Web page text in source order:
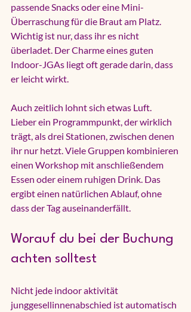
passende Snacks oder eine Mini-
Überraschung für die Braut am Platz.
Wichtig ist nur, dass ihr es nicht
überladet. Der Charme eines guten
Indoor-JGAs liegt oft gerade darin, dass
er leicht wirkt.
Auch zeitlich lohnt sich etwas Luft.
Lieber ein Programmpunkt, der wirklich
trägt, als drei Stationen, zwischen denen
ihr nur hetzt. Viele Gruppen kombinieren
einen Workshop mit anschließendem
Essen oder einem ruhigen Drink. Das
ergibt einen natürlichen Ablauf, ohne
dass der Tag auseinanderfällt.
Worauf du bei der Buchung
achten solltest
Nicht jede indoor aktivität
junggesellinnenabschied ist automatisch